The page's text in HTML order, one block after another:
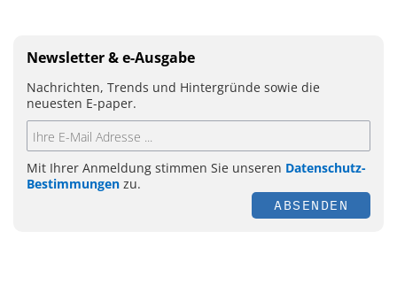
Newsletter & e-Ausgabe
Nachrichten, Trends und Hintergründe sowie die
neuesten E-paper.
Mit Ihrer Anmeldung stimmen Sie unseren Datenschutz-
Bestimmungen zu.
ABSENDEN